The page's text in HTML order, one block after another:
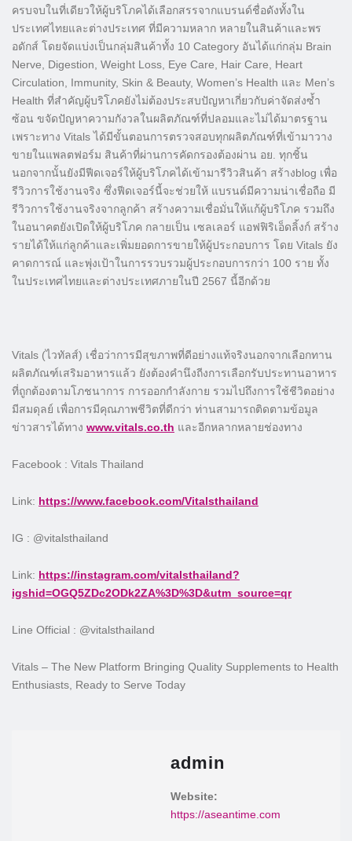
ครบจบในที่เดียวให้ผู้บริโภคได้เลือกสรรจากแบรนด์ชื่อดังทั้งใน
ประเทศไทยและต่างประเทศ ที่มีความหลาก หลายในสินค้าและพร
อดักส์ โดยจัดแบ่งเป็นกลุ่มสินค้าทั้ง 10 Category อันได้แก่กลุ่ม Brain
Nerve, Digestion, Weight Loss, Eye Care, Hair Care, Heart
Circulation, Immunity, Skin & Beauty, Women’s Health และ Men’s
Health ที่สำคัญผู้บริโภคยังไม่ต้องประสบปัญหาเกี่ยวกับค่าจัดส่งซ้ำ
ซ้อน ขจัดปัญหาความกังวลในผลิตภัณฑ์ที่ปลอมและไม่ได้มาตรฐาน
เพราะทาง Vitals ได้มีขั้นตอนการตรวจสอบทุกผลิตภัณฑ์ที่เข้ามาวาง
ขายในแพลตฟอร์ม สินค้าที่ผ่านการคัดกรองต้องผ่าน อย. ทุกชิ้น
นอกจากนั้นยังมีฟีดเจอร์ให้ผู้บริโภคได้เข้ามารีวิวสินค้า สร้างblog เพื่อ
รีวิวการใช้งานจริง ซึ่งฟีดเจอร์นี้จะช่วยให้ แบรนด์มีความน่าเชื่อถือ มี
รีวิวการใช้งานจริงจากลูกค้า สร้างความเชื่อมั่นให้แก้ผู้บริโภค รวมถึง
ในอนาคตยังเปิดให้ผู้บริโภค กลายเป็น เซลเลอร์ แอฟฟิริเอ็ดลิ้งก์ สร้าง
รายได้ให้แก่ลูกค้าและเพิ่มยอดการขายให้ผู้ประกอบการ โดย Vitals ยัง
คาดการณ์ และพุ่งเป้าในการรวบรวมผู้ประกอบการกว่า 100 ราย ทั้ง
ในประเทศไทยและต่างประเทศภายในปี 2567 นี้อีกด้วย
Vitals (ไวทัลส์) เชื่อว่าการมีสุขภาพที่ดีอย่างแท้จริงนอกจากเลือกทาน
ผลิตภัณฑ์เสริมอาหารแล้ว ยังต้องคำนึงถีงการเลือกรับประทานอาหาร
ที่ถูกต้องตามโภชนาการ การออกกำลังกาย รวมไปถึงการใช้ชีวิตอย่าง
มีสมดุลย์ เพื่อการมีคุณภาพชีวิตที่ดีกว่า ท่านสามารถติดตามข้อมูล
ข่าวสารได้ทาง www.vitals.co.th และอีกหลากหลายช่องทาง
Facebook : Vitals Thailand
Link: https://www.facebook.com/Vitalsthailand
IG : @vitalsthailand
Link: https://instagram.com/vitalsthailand?
igshid=OGQ5ZDc2ODk2ZA%3D%3D&utm_source=qr
Line Official : @vitalsthailand
Vitals – The New Platform Bringing Quality Supplements to Health
Enthusiasts, Ready to Serve Today
admin
Website:
https://aseantime.com